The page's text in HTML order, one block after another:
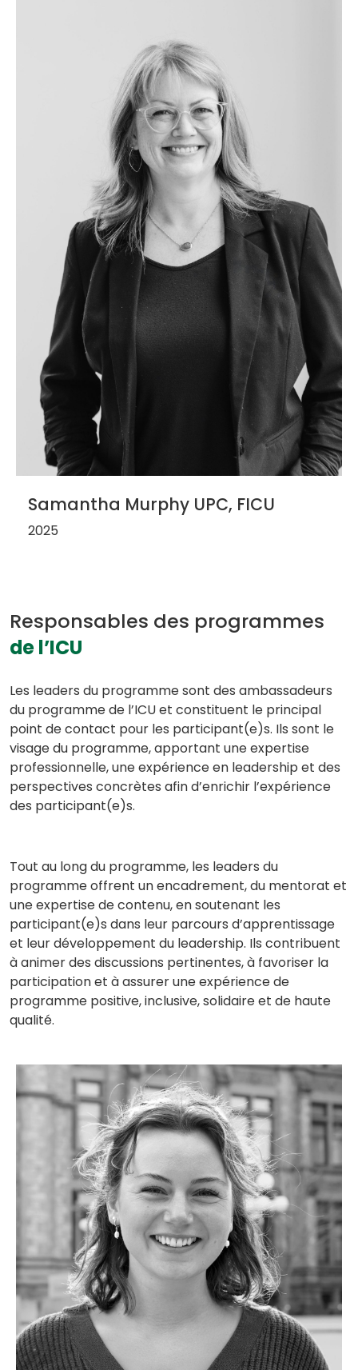
Samantha Murphy UPC, FICU
2025
Responsables des programmes
de l’ICU
Les leaders du programme sont des ambassadeurs
du programme de l’ICU et constituent le principal
point de contact pour les participant(e)s. Ils sont le
visage du programme, apportant une expertise
professionnelle, une expérience en leadership et des
perspectives concrètes afin d’enrichir l’expérience
des participant(e)s.
Tout au long du programme, les leaders du
programme offrent un encadrement, du mentorat et
une expertise de contenu, en soutenant les
participant(e)s dans leur parcours d’apprentissage
et leur développement du leadership. Ils contribuent
à animer des discussions pertinentes, à favoriser la
participation et à assurer une expérience de
programme positive, inclusive, solidaire et de haute
qualité.